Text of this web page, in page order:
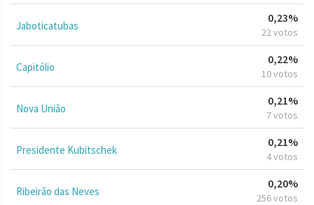
Jaboticatubas
0,23%
22 votos
Capitólio
0,22%
10 votos
Nova União
0,21%
7 votos
Presidente Kubitschek
0,21%
4 votos
Ribeirão das Neves
0,20%
256 votos